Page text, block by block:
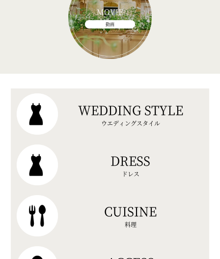
MOVIE
動画
WEDDING STYLE
ウエディングスタイル
DRESS
ドレス
CUISINE
料理